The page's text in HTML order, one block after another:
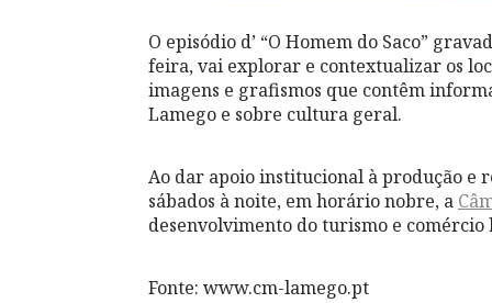
O episódio d’ “O Homem do Saco”
feira, vai explorar e contextualizar os
imagens e grafismos que contêm
Lamego e sobre cultura geral.
Ao dar apoio institucional à produção e
sábados à noite, em horário nobre, a
desenvolvimento do turismo e comércio
Fonte: www.cm-lamego.pt